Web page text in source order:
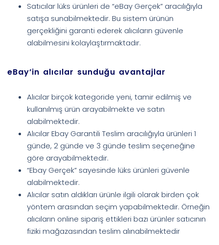
Satıcılar lüks ürünleri de “eBay Gerçek” aracılığıyla
satışa sunabilmektedir. Bu sistem ürünün
gerçekliğini garanti ederek alıcıların güvenle
alabilmesini kolaylaştırmaktadır.
eBay’in alıcılar sunduğu avantajlar
Alıcılar birçok kategoride yeni, tamir edilmiş ve
kullanılmış ürün arayabilmekte ve satın
alabilmektedir.
Alıcılar Ebay Garantili Teslim aracılığıyla ürünleri 1
günde, 2 günde ve 3 günde teslim seçeneğine
göre arayabilmektedir.
“Ebay Gerçek” sayesinde lüks ürünleri güvenle
alabilmektedir.
Alıcılar satın aldıkları ürünle ilgili olarak birden çok
yöntem arasından seçim yapabilmektedir. Örneğin
alıcıların online sipariş ettikleri bazı ürünler satıcının
fiziki mağazasından teslim alınabilmektedir